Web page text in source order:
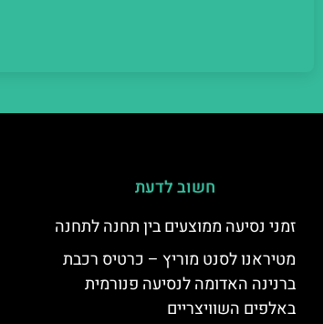
חשוב לדעת
זמני נסיעה ממוצעים בין תחנה לתחנה
מטיראנו לסנט מוריץ – כרטיס רכבת
ברנינה האדומה לנסיעה פנורמית
באלפים השוויצריים